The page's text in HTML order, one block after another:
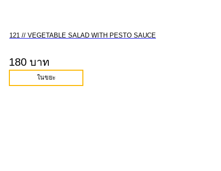
121 // VEGETABLE SALAD WITH PESTO SAUCE
180 บาท
ในขยะ